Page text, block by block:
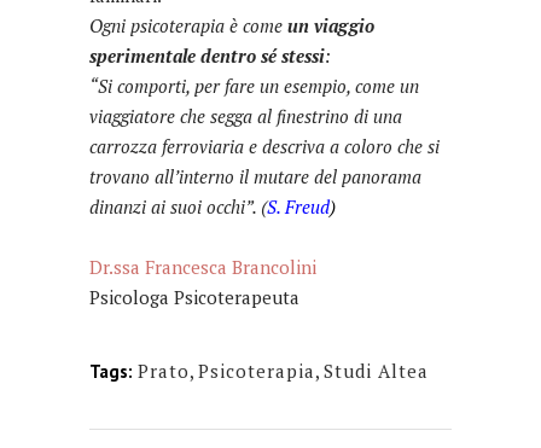
Ogni psicoterapia è come un viaggio
sperimentale dentro sé stessi:
“Si comporti, per fare un esempio, come un
viaggiatore che segga al finestrino di una
carrozza ferroviaria e descriva a coloro che si
trovano all’interno il mutare del panorama
dinanzi ai suoi occhi”. (S. Freud)
Dr.ssa Francesca Brancolini
Psicologa Psicoterapeuta
Tags: Prato, Psicoterapia, Studi Altea